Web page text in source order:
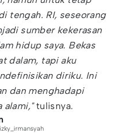
tengah. RI, seseorang
sumber kekerasan
hidup saya. Bekas
dalam, tapi aku
diriku. Ini
dan menghadapi
alami,"tulisnya.